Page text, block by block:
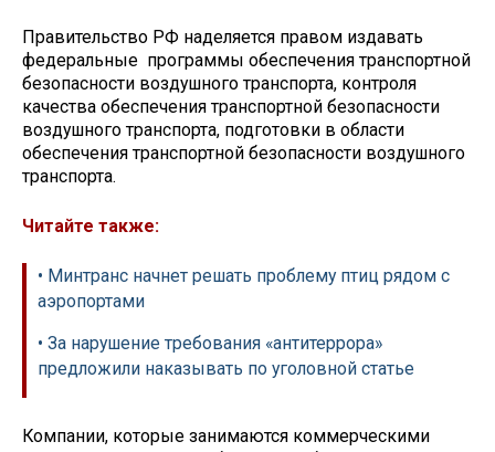
Правительство РФ наделяется правом издавать
федеральные программы обеспечения транспортной
безопасности воздушного транспорта, контроля
качества обеспечения транспортной безопасности
воздушного транспорта, подготовки в области
обеспечения транспортной безопасности воздушного
транспорта.
Читайте также:
• Минтранс начнет решать проблему птиц рядом с
аэропортами
• За нарушение требования «антитеррора»
предложили наказывать по уголовной статье
Компании, которые занимаются коммерческими